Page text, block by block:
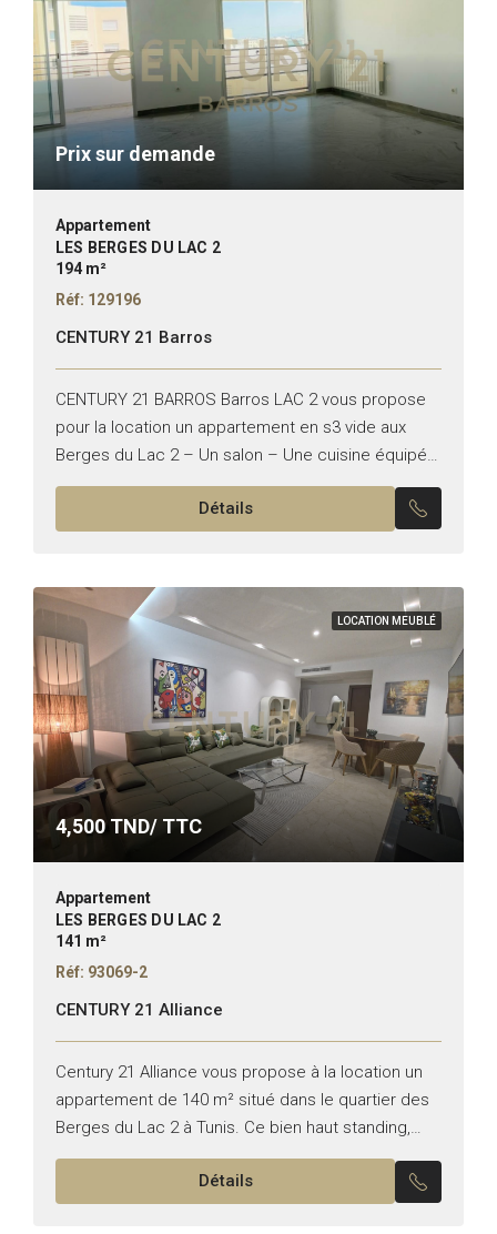
Prix sur demande
Appartement
LES BERGES DU LAC 2
194 m²
Réf: 129196
CENTURY 21 Barros
CENTURY 21 BARROS Barros LAC 2 vous propose
pour la location un appartement en s3 vide aux
Berges du Lac 2 – Un salon – Une cuisine équipée
– Une suite parentale...
Détails
LOCATION MEUBLÉ
4,500TND/ TTC
Appartement
LES BERGES DU LAC 2
141 m²
Réf: 93069-2
CENTURY 21 Alliance
Century 21 Alliance vous propose à la location un
appartement de 140 m² situé dans le quartier des
Berges du Lac 2 à Tunis. Ce bien haut standing,
meublé avec soin, se...
Détails